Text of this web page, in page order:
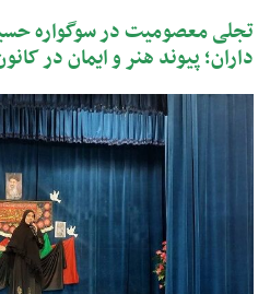
تجلی معصومیت در سوگواره
داران؛ پیوند هنر و ایمان در